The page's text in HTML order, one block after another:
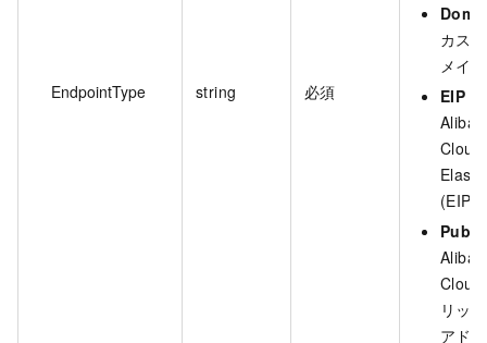
EndpointType string 必須
カス
メイ
EIP：
Cloud
(EIP)
Cloud
リッ
アド